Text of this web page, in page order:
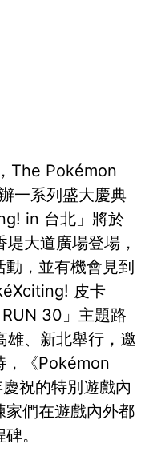
The Pokémon
一系列盛大慶典
in 台北」將於
大道廣場登場，
，並有機會見到
皮卡
30」主題路
雄、新北舉行，邀
，《Pokémon
祝的特別遊戲內
家們在遊戲內外都
。